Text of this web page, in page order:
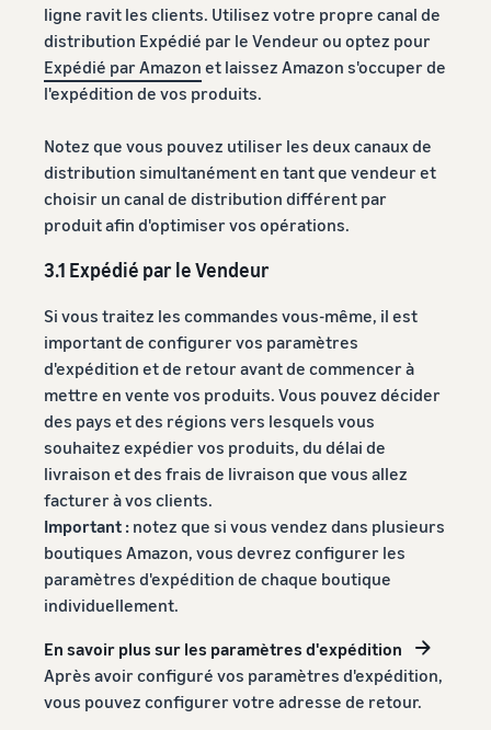
ligne ravit les clients. Utilisez votre propre canal de
distribution Expédié par le Vendeur ou optez pour
Expédié par Amazon et laissez Amazon s'occuper de
l'expédition de vos produits.
Notez que vous pouvez utiliser les deux canaux de
distribution simultanément en tant que vendeur et
choisir un canal de distribution différent par
produit afin d'optimiser vos opérations.
3.1 Expédié par le Vendeur
Si vous traitez les commandes vous-même, il est
important de configurer vos paramètres
d'expédition et de retour avant de commencer à
mettre en vente vos produits. Vous pouvez décider
des pays et des régions vers lesquels vous
souhaitez expédier vos produits, du délai de
livraison et des frais de livraison que vous allez
facturer à vos clients.
Important : notez que si vous vendez dans plusieurs
boutiques Amazon, vous devrez configurer les
paramètres d'expédition de chaque boutique
individuellement.
En savoir plus sur les paramètres d'expédition
Après avoir configuré vos paramètres d'expédition,
vous pouvez configurer votre adresse de retour.